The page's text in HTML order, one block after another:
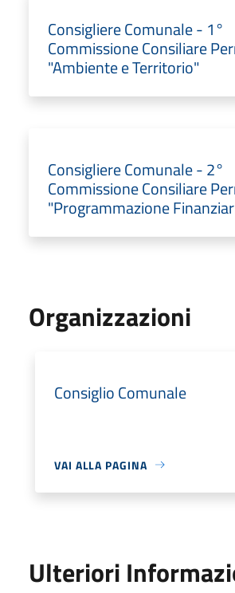
Consigliere Comunale - 1°
Commissione Consiliare
"Ambiente e Territorio"
Consigliere Comunale - 2°
Commissione Consiliare
"Programmazione
Organizzazioni
Consiglio Comunale
VAI ALLA PAGINA
Ulteriori